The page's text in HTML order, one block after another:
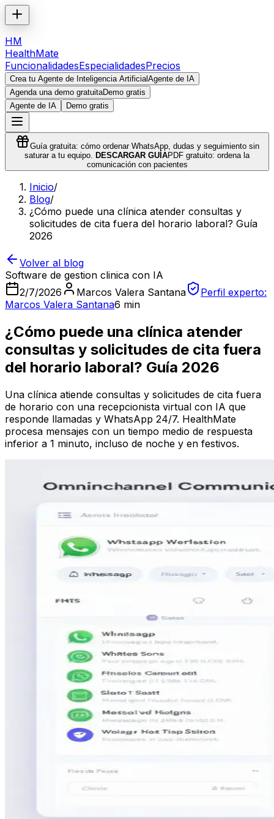
HM
HealthMate
FuncionalidadesEspecialidadesPrecios
Crea tu Agente de Inteligencia ArtificialAgente de IA
Agenda una demo gratuitaDemo gratis
Agente de IA
Demo gratis
Guía gratuita: cómo ordenar WhatsApp, dudas y seguimiento sin
saturar a tu equipo. DESCARGAR GUÍAPDF gratuito: ordena la
comunicación con pacientes
Inicio/
Blog/
¿Cómo puede una clínica atender consultas y
solicitudes de cita fuera del horario laboral? Guía
2026
Volver al blog
Software de gestion clinica con IA
2/7/2026
Marcos Valera Santana
Perfil experto:
Marcos Valera Santana6 min
¿Cómo puede una clínica atender
consultas y solicitudes de cita fuera
del horario laboral? Guía 2026
Una clínica atiende consultas y solicitudes de cita fuera
de horario con una recepcionista virtual con IA que
responde llamadas y WhatsApp 24/7. HealthMate
procesa mensajes con un tiempo medio de respuesta
inferior a 1 minuto, incluso de noche y en festivos.